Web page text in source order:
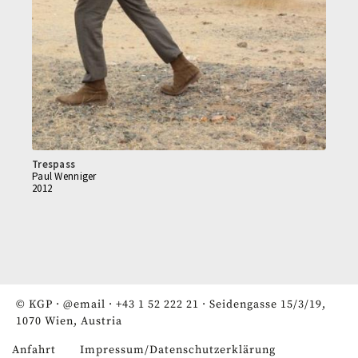
Trespass
Paul Wenniger
2012
© KGP · @email · +43 1 52 222 21 · Seidengasse 15/3/19,
1070 Wien, Austria
Anfahrt Impressum/Datenschutzerklärung